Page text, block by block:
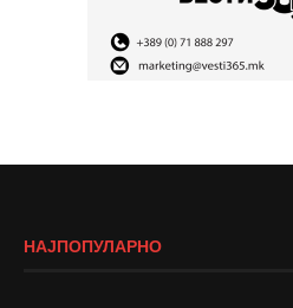
НАЈПОПУЛАРНО